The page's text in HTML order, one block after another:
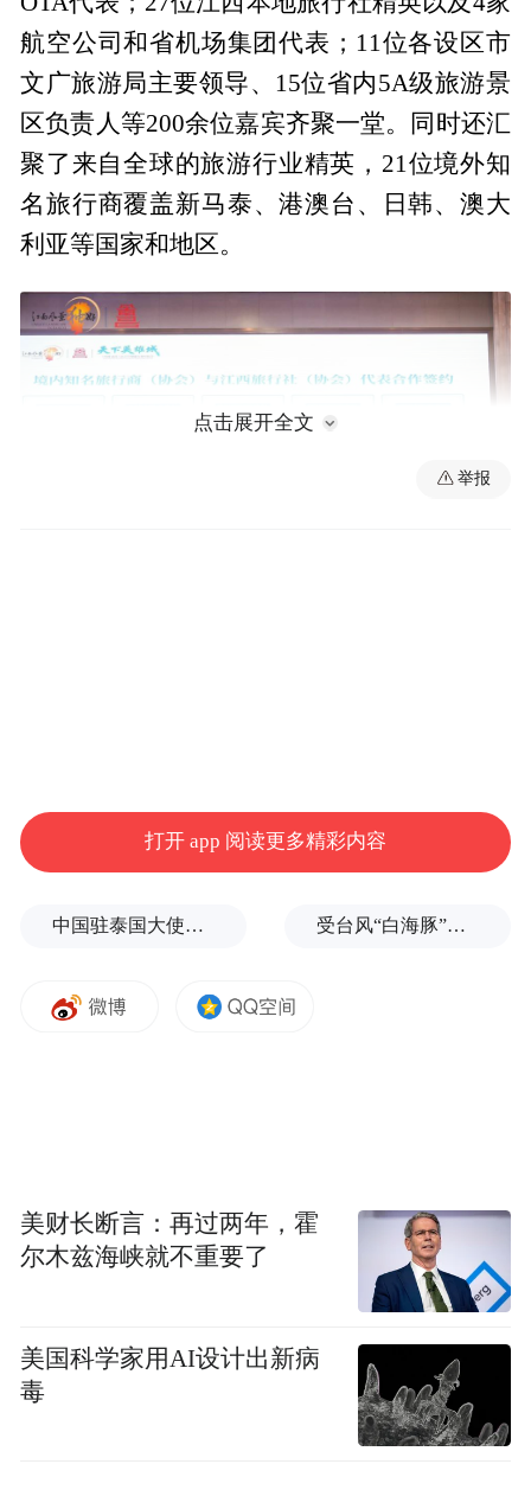
航空公司和省机场集团代表；11位各设区市
文广旅游局主要领导、15位省内5A级旅游景
区负责人等200余位嘉宾齐聚一堂。同时还汇
聚了来自全球的旅游行业精英，21位境外知
名旅行商覆盖新马泰、港澳台、日韩、澳大
利亚等国家和地区。
值得一提的是，在引客入赣签约环节，全国
表也进行了合作签约。这些签约项目的成功
落地，将为南昌乃至江西的文旅产业带来更
点击展开全文
举报
打开 app 阅读更多精彩内容
中国驻泰国大使馆发布关于中国公民来泰国参加文体活动的提醒 受台风“白海豚”影响，福建沿海40条航线停航
美财长断言：再过两年，霍
尔木兹海峡就不重要了
美国科学家用AI设计出新病
毒